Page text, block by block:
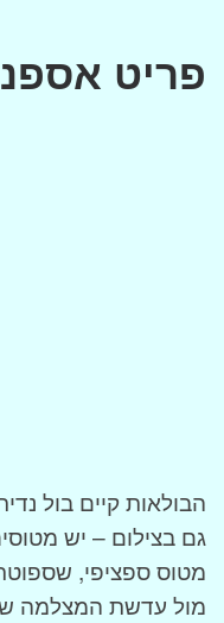
פריט
הבולאות קיים בול
גם בצילום – יש
מטוס ספציפי,
מול עדשת המצלמה